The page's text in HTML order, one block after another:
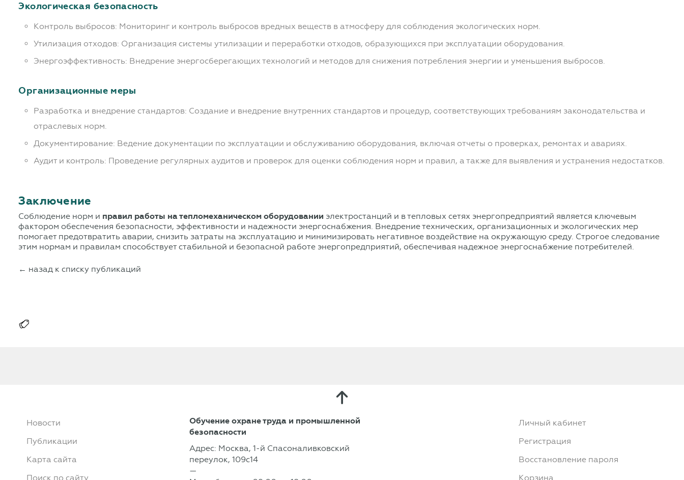
Экологическая безопасность
Контроль выбросов: Мониторинг и контроль выбросов вредных веществ в атмосферу для соблюдения экологических норм.
Утилизация отходов: Организация системы утилизации и переработки отходов, образующихся при эксплуатации оборудования.
Энергоэффективность: Внедрение энергосберегающих технологий и методов для снижения потребления энергии и уменьшения выбросов.
Организационные меры
Разработка и внедрение стандартов: Создание и внедрение внутренних стандартов и процедур, соответствующих требованиям законодательства и
отраслевых норм.
Документирование: Ведение документации по эксплуатации и обслуживанию оборудования, включая отчеты о проверках, ремонтах и авариях.
Аудит и контроль: Проведение регулярных аудитов и проверок для оценки соблюдения норм и правил, а также для выявления и устранения недостатков.
Заключение
Соблюдение норм и правил работы на тепломеханическом оборудовании электростанций и в тепловых сетях энергопредприятий является ключевым
фактором обеспечения безопасности, эффективности и надежности энергоснабжения. Внедрение технических, организационных и экологических мер
помогает предотвратить аварии, снизить затраты на эксплуатацию и минимизировать негативное воздействие на окружающую среду. Строгое следование
этим нормам и правилам способствует стабильной и безопасной работе энергопредприятий, обеспечивая надежное энергоснабжение потребителей.
← назад к списку публикаций
Новости
Публикации
Карта сайта
Поиск по сайту
Обучение охране труда и промышленной
безопасности
Адрес: Москва, 1-й Спасоналивковский
переулок, 109с14
—
Личный кабинет
Регистрация
Восстановление пароля
Корзина